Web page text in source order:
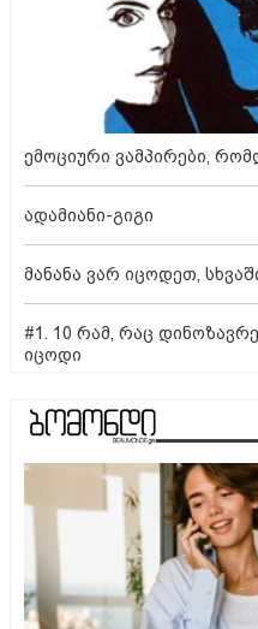
ემოციური ვამპირები,
ადამიანი-გიგი
მანანა ვარ იცოდეთ,
#1. 10 რამ, რაც
იცოდი